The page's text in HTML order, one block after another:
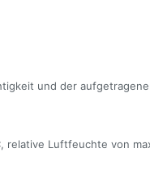
und der
relative Luftfeuchte von